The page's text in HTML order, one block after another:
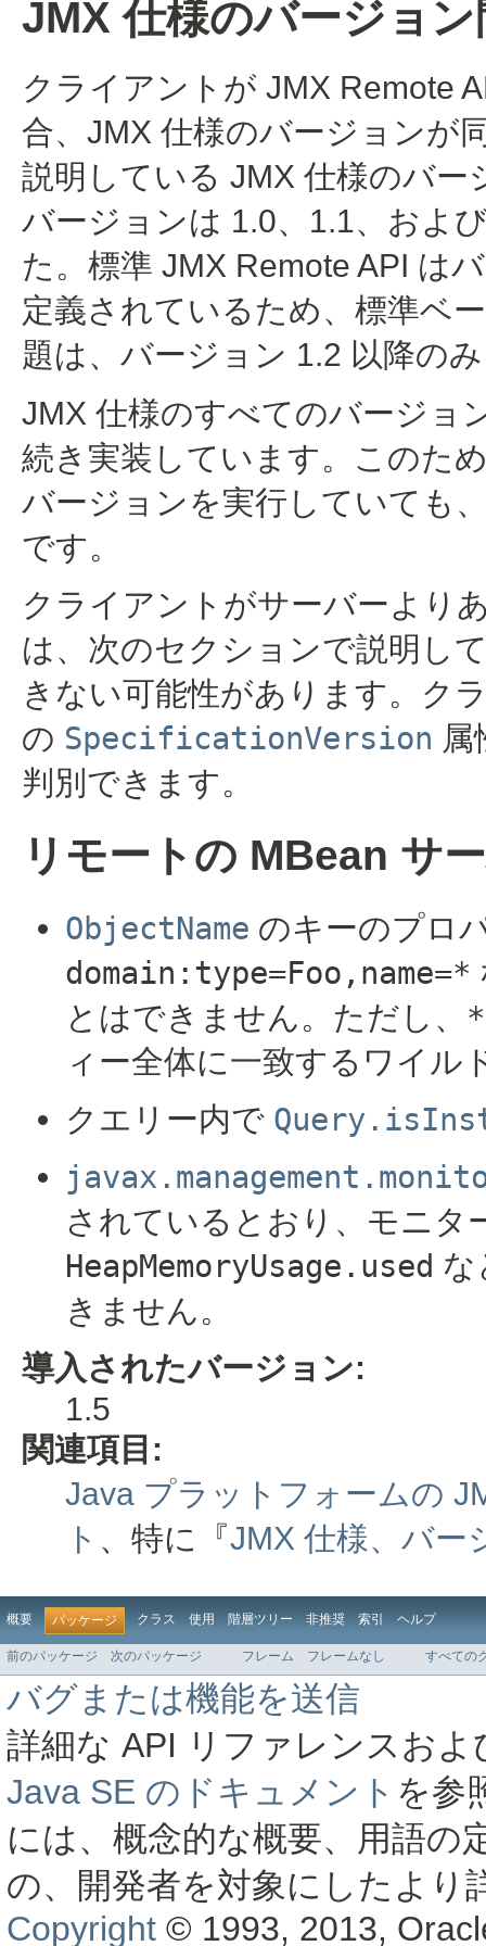
JMX 仕様のバージョ
クライアントが JMX Remote
合、JMX 仕様のバージョンが
説明している JMX 仕様のバ
バージョンは 1.0、1.1、およ
た。標準 JMX Remote API は
定義されているため、標準ベ
題は、バージョン 1.2 以降の
JMX 仕様のすべてのバージョ
続き実装しています。このた
バージョンを実行していても
です。
クライアントがサーバーより
は、次のセクションで説明し
きない可能性があります。ク
の SpecificationVersion 属
判別できます。
リモートの MBean サ
ObjectName のキーのプロ
domain:type=Foo,name=*
とはできません。ただし、
ィー全体に一致するワイル
クエリー内で
されているとおり、モニタ
HeapMemoryUsage.used な
きません。
導入されたバージョン:
1.5
関連項目:
Java プラットフォームの
ト 、特に『JMX 仕様、バー
概要 パッケージ クラス 使用 階層ツリー 非推奨 索引 ヘルプ
前のパッケージ 次のパッケージ フレーム フレームなし すべての
バグまたは機能を送信
詳細な API リファレンスお
Java SE のドキュメント を参
には、概念的な概要、用語の
の、開発者を対象にしたより
Copyright © 1993, 2013,